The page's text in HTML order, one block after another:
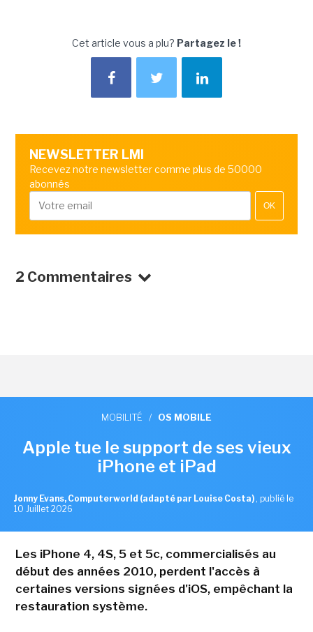
Cet article vous a plu? Partagez le !
NEWSLETTER LMI
Recevez notre newsletter comme plus de 50000
abonnés
OK
2 Commentaires
MOBILITÉ / OS MOBILE
Apple tue le support de ses vieux
iPhone et iPad
Jonny Evans, Computerworld (adapté par Louise Costa) , publié le
10 Juillet 2026
Les iPhone 4, 4S, 5 et 5c, commercialisés au
début des années 2010, perdent l'accès à
certaines versions signées d'iOS, empêchant la
restauration système.